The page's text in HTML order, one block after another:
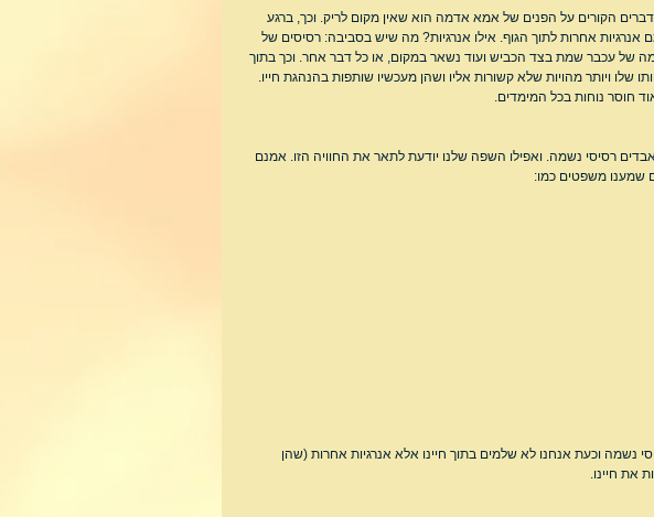
הקורים על הפנים של אמא אדמה הוא שאין מקום לריק. וכך, ברגע
אחרות לתוך הגוף. אילו אנרגיות? מה שיש בסביבה: רסיסים של
של עכבר שמת בצד הכביש ועוד נשאר במקום, או כל דבר אחר. וכך בתוך
ויותר מהויות שלא קשורות אליו ושהן מעכשיו שותפות בהנהגת חייו.
חוסר נוחות בכל המימדים.
רסיסי נשמה. ואפילו השפה שלנו יודעת לתאר את החוויה הזו. אמנם
שמענו משפטים כמו:
וכעת אנחנו לא שלמים בתוך חיינו אלא אנרגיות אחרות (שהן
את חיינו.